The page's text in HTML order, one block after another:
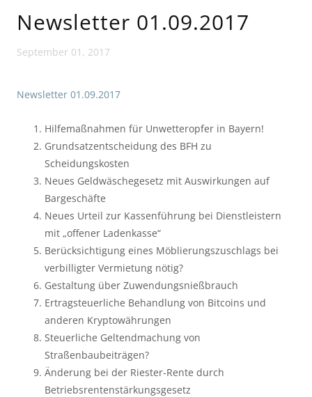
Newsletter 01.09.2017
September 01, 2017
Newsletter 01.09.2017
Hilfemaßnahmen für Unwetteropfer in Bayern!
Grundsatzentscheidung des BFH zu
Scheidungskosten
Neues Geldwäschegesetz mit Auswirkungen auf
Bargeschäfte
Neues Urteil zur Kassenführung bei Dienstleistern
mit „offener Ladenkasse“
Berücksichtigung eines Möblierungszuschlags bei
verbilligter Vermietung nötig?
Gestaltung über Zuwendungsnießbrauch
Ertragsteuerliche Behandlung von Bitcoins und
anderen Kryptowährungen
Steuerliche Geltendmachung von
Straßenbaubeiträgen?
Änderung bei der Riester-Rente durch
Betriebsrentenstärkungsgesetz